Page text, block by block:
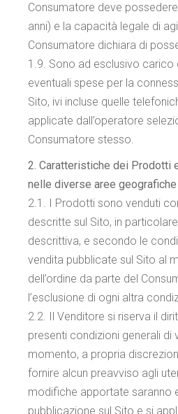
Consumatore deve
anni) e la capacità legale di
Consumatore dichiara di
1.9. Sono ad esclusivo carico
eventuali spese per la
Sito, ivi incluse quelle
applicate dall’operatore
Consumatore stesso.
2. Caratteristiche dei Prodotti
nelle diverse aree geografiche
2.1. I Prodotti sono venduti
descritte sul Sito, in
descrittiva, e secondo le
vendita pubblicate sul Sito al
dell’ordine da parte del
l’esclusione di ogni altra
2.2. Il Venditore si riserva il
presenti condizioni generali di
momento, a propria
fornire alcun preavviso agli
modifiche apportate saranno
pubblicazione sul Sito e si